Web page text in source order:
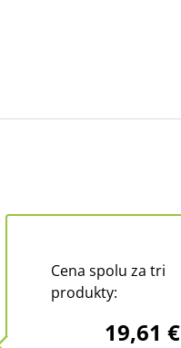
Cena spolu za tri
produkty:
19,61 €